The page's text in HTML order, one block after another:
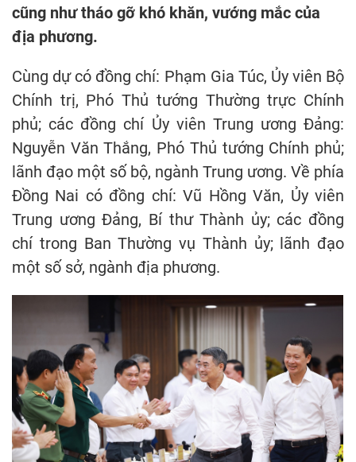
cũng như tháo gỡ khó khăn, vướng mắc của
địa phương.
Cùng dự có đồng chí: Phạm Gia Túc, Ủy viên Bộ
Chính trị, Phó Thủ tướng Thường trực Chính
phủ; các đồng chí Ủy viên Trung ương Đảng:
Nguyễn Văn Thắng, Phó Thủ tướng Chính phủ;
lãnh đạo một số bộ, ngành Trung ương. Về phía
Đồng Nai có đồng chí: Vũ Hồng Văn, Ủy viên
Trung ương Đảng, Bí thư Thành ủy; các đồng
chí trong Ban Thường vụ Thành ủy; lãnh đạo
một số sở, ngành địa phương.